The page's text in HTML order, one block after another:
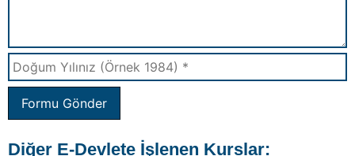
Formu Gönder
Diğer E-Devlete İşlenen Kurslar: